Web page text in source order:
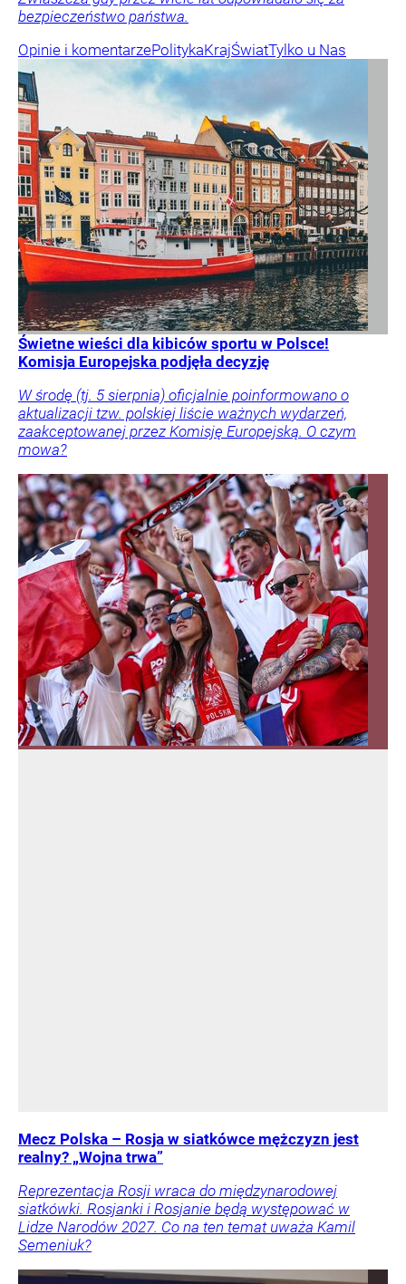
bezpieczeństwo państwa.
Opinie i komentarzePolitykaKrajŚwiatTylko u Nas
Świetne wieści dla kibiców sportu w Polsce!
Komisja Europejska podjęła decyzję
W środę (tj. 5 sierpnia) oficjalnie poinformowano o
aktualizacji tzw. polskiej liście ważnych wydarzeń,
zaakceptowanej przez Komisję Europejską. O czym
mowa?
Mecz Polska – Rosja w siatkówce mężczyzn jest
realny? „Wojna trwa”
Reprezentacja Rosji wraca do międzynarodowej
siatkówki. Rosjanki i Rosjanie będą występować w
Lidze Narodów 2027. Co na ten temat uważa Kamil
Semeniuk?